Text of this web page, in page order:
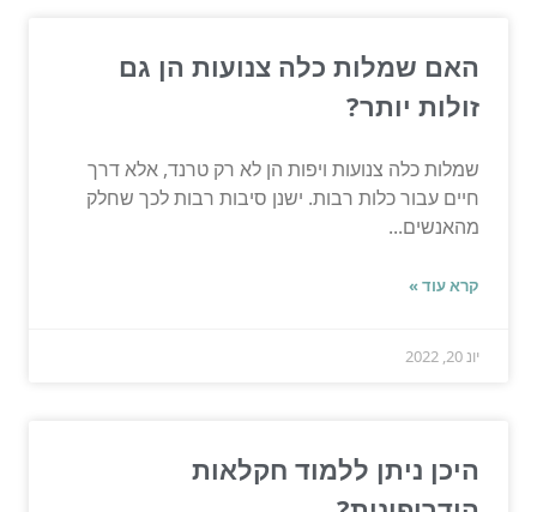
האם שמלות כלה צנועות הן גם
זולות יותר?
שמלות כלה צנועות ויפות הן לא רק טרנד, אלא דרך
חיים עבור כלות רבות. ישנן סיבות רבות לכך שחלק
מהאנשים...
קרא עוד »
יונ 20, 2022
היכן ניתן ללמוד חקלאות